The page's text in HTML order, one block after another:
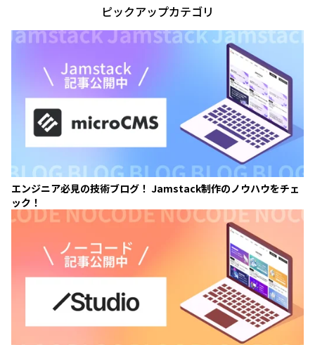
ピックアップカテゴリ
エンジニア必見の技術ブログ！ Jamstack制作のノウハウをチェ
ック！